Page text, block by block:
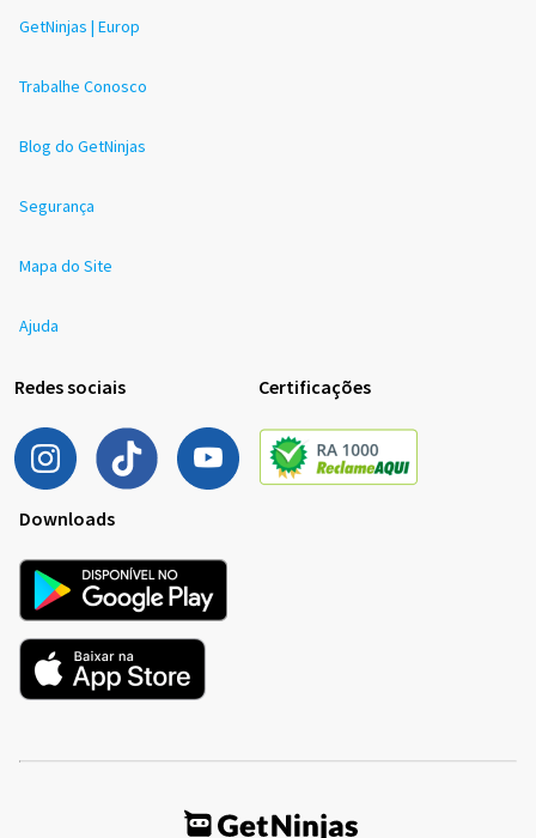
GetNinjas | Europ
Trabalhe Conosco
Blog do GetNinjas
Segurança
Mapa do Site
Ajuda
Redes sociais Certificações
Downloads